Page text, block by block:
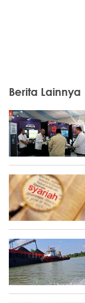
Berita Lainnya